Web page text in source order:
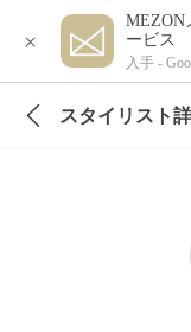
×
MEZON
ービス
入手 -
スタイリスト